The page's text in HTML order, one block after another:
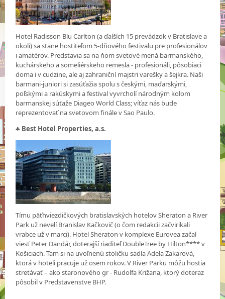
Hotel Radisson Blu Carlton (a ďalších 15 prevádzok v Bratislave a
okolí) sa stane hostiteľom 5-dňového festivalu pre profesionálov
i amatérov. Predstavia sa na ňom svetové mená barmanského,
kuchárskeho a someliérskeho remesla - profesionáli, pôsobiaci
doma i v cudzine, ale aj zahraniční majstri varešky a šejkra. Naši
barmani-juniori si zasúťažia spolu s českými, maďarskými,
poľskými a rakúskymi a festival vyvrcholí národným kolom
barmanskej súťaže Diageo World Class; víťaz nás bude
reprezentovať na svetovom finále v Sao Paulo.
♣ Best Hotel Properties, a.s.
Tímu päťhviezdičkových bratislavských hotelov Sheraton a River
Park už nevelí Branislav Kačkovič (o čom redakcii začvirikali
vrabce už v marci). Hotel Sheraton v komplexe Eurovea začal
viesť Peter Dandár, doterajší riaditeľ DoubleTree by Hilton**** v
Košiciach. Tam si na uvoľnenú stoličku sadla Adela Zakarová,
ktorá v hoteli pracuje už osem rokov. V River Parku môžu hostia
stretávať – ako staronového gr - Rudolfa Križana, ktorý doteraz
pôsobil v Predstavenstve BHP.